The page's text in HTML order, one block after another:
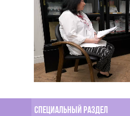
Специальный раздел